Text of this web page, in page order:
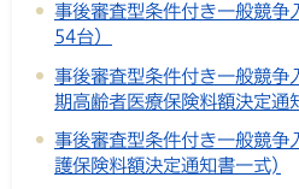
事後審査型条件付き一般競争
54台）
事後審査型条件付き一般競争
期高齢者医療保険料額決定通
事後審査型条件付き一般競争
護保険料額決定通知書一式)